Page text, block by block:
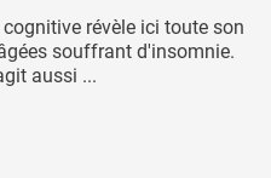
révèle ici toute son
souffrant d'insomnie.
aussi ...